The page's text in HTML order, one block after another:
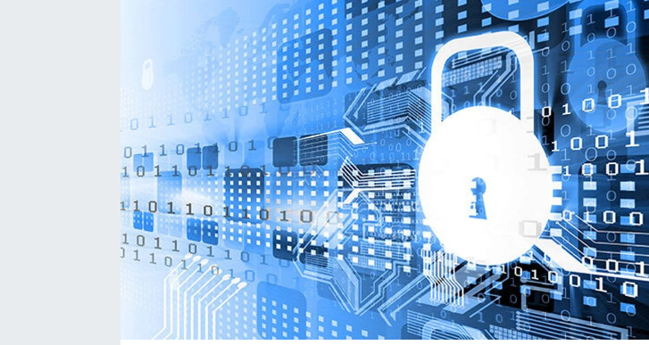
Enerjisini Üreten Fabrikalar
Endüstri 4.0 Uygulamaları
Ağır Sanayi Çözümleri